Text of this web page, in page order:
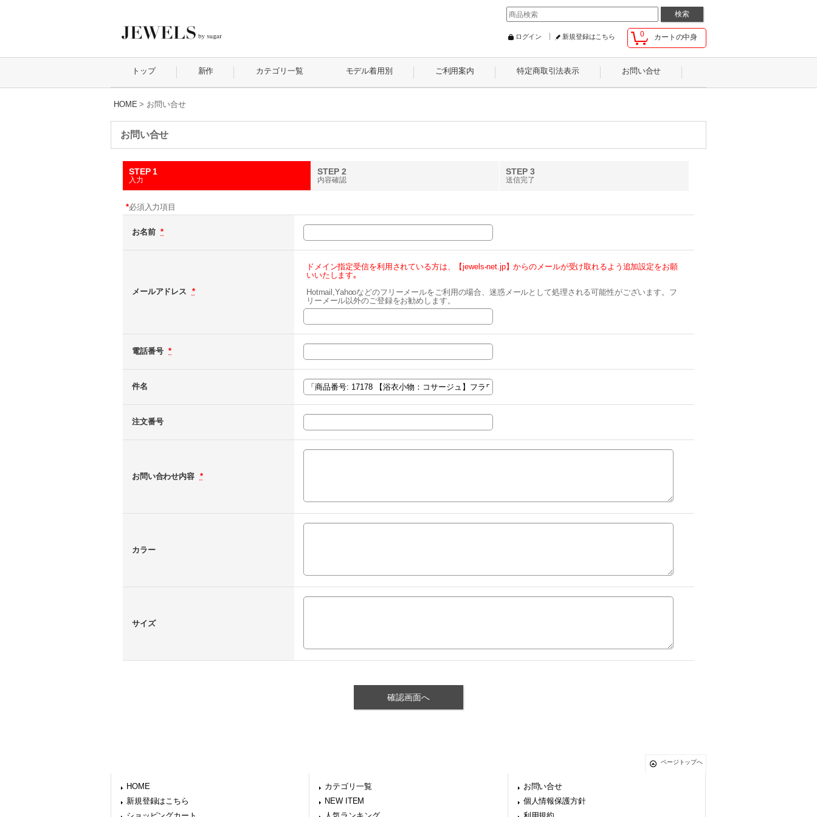
0 カートの中身
ログイン 新規登録はこちら
トップ 新作 カテゴリ一覧 モデル着用別 ご利用案内 特定商取引法表示 お問い合せ
HOME > お問い合せ
お問い合せ
STEP 1
入力
STEP 2
内容確認
STEP 3
送信完了
*必須入力項目
お名前 *
メールアドレス *
ドメイン指定受信を利用されている方は、【jewels-net.jp】からのメールが受け取れるよう追加設定をお願
いいたします｡
Hotmail,Yahooなどのフリーメールをご利用の場合、迷惑メールとして処理される可能性がございます。フ
リーメール以外のご登録をお勧めします。
電話番号 *
件名
注文番号
お問い合わせ内容 *
カラー
サイズ
ページトップへ
HOME
新規登録はこちら
カテゴリ一覧
NEW ITEM
お問い合せ
個人情報保護方針